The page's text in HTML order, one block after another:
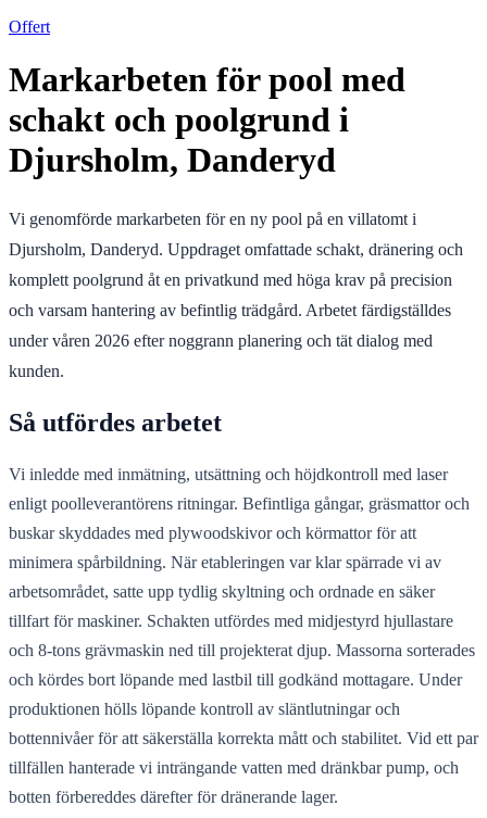
Offert
Markarbeten för pool med
schakt och poolgrund i
Djursholm, Danderyd
Vi genomförde markarbeten för en ny pool på en villatomt i
Djursholm, Danderyd. Uppdraget omfattade schakt, dränering och
komplett poolgrund åt en privatkund med höga krav på precision
och varsam hantering av befintlig trädgård. Arbetet färdigställdes
under våren 2026 efter noggrann planering och tät dialog med
kunden.
Så utfördes arbetet
Vi inledde med inmätning, utsättning och höjdkontroll med laser
enligt poolleverantörens ritningar. Befintliga gångar, gräsmattor och
buskar skyddades med plywoodskivor och körmattor för att
minimera spårbildning. När etableringen var klar spärrade vi av
arbetsområdet, satte upp tydlig skyltning och ordnade en säker
tillfart för maskiner. Schakten utfördes med midjestyrd hjullastare
och 8-tons grävmaskin ned till projekterat djup. Massorna sorterades
och kördes bort löpande med lastbil till godkänd mottagare. Under
produktionen hölls löpande kontroll av släntlutningar och
bottennivåer för att säkerställa korrekta mått och stabilitet. Vid ett par
tillfällen hanterade vi inträngande vatten med dränkbar pump, och
botten förbereddes därefter för dränerande lager.